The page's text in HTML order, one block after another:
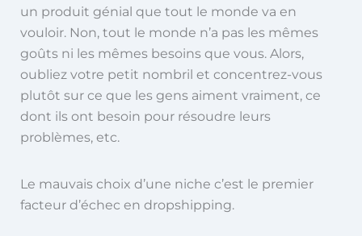
un produit génial que tout le monde va en
vouloir. Non, tout le monde n’a pas les mêmes
goûts ni les mêmes besoins que vous. Alors,
oubliez votre petit nombril et concentrez-vous
plutôt sur ce que les gens aiment vraiment, ce
dont ils ont besoin pour résoudre leurs
problèmes, etc.
Le mauvais choix d’une niche c’est le premier
facteur d’échec en dropshipping.